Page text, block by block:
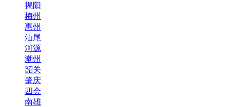
揭阳
梅州
惠州
汕尾
河源
潮州
韶关
肇庆
四会
南雄